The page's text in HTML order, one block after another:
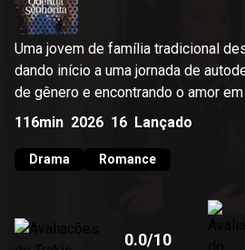
Uma jovem de família tradicional
dando início a uma jornada de
de gênero e encontrando o amor
116min 2026 16 Lançado
Drama Romance
0.0/10